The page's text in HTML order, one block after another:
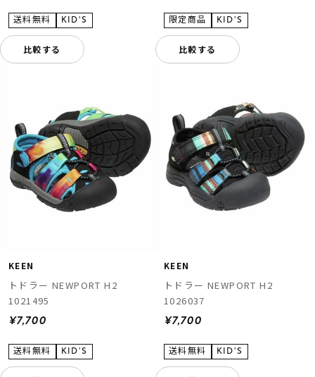
比較する 比較する
KEEN
トドラー NEWPORT H2
1021495
¥7,700
KEEN
トドラー NEWPORT H2
1026037
¥7,700